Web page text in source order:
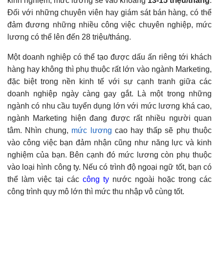
Đối với những chuyên viên hay giám sát bán hàng, có thể
đảm đương những nhiều công việc chuyên nghiệp, mức
lương có thể lên đến 28 triệu/tháng.
Một doanh nghiệp có thể tạo được dấu ấn riêng tới khách
hàng hay không thì phụ thuộc rất lớn vào ngành Marketing,
đặc biệt trong nền kinh tế với sự cạnh tranh giữa các
doanh nghiệp ngày càng gay gắt. Là một trong những
ngành có nhu cầu tuyển dụng lớn với mức lương khá cao,
ngành Marketing hiện đang được rất nhiều người quan
tâm. Nhìn chung, mức lương cao hay thấp sẽ phụ thuộc
vào công việc bạn đảm nhận cũng như năng lực và kinh
nghiệm của bạn. Bên cạnh đó mức lương còn phụ thuộc
vào loại hình công ty. Nếu có trình độ ngoại ngữ tốt, bạn có
thể làm việc tại các công ty nước ngoài hoặc trong các
công trình quy mô lớn thì mức thu nhập vô cùng tốt.